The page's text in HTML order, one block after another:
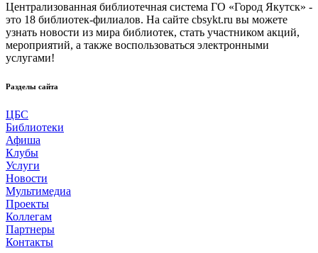
Централизованная библиотечная система ГО «Город Якутск» -
это 18 библиотек-филиалов. На сайте cbsykt.ru вы можете
узнать новости из мира библиотек, стать участником акций,
мероприятий, а также воспользоваться электронными
услугами!
Разделы сайта
ЦБС
Библиотеки
Афиша
Клубы
Услуги
Новости
Мультимедиа
Проекты
Коллегам
Партнеры
Контакты